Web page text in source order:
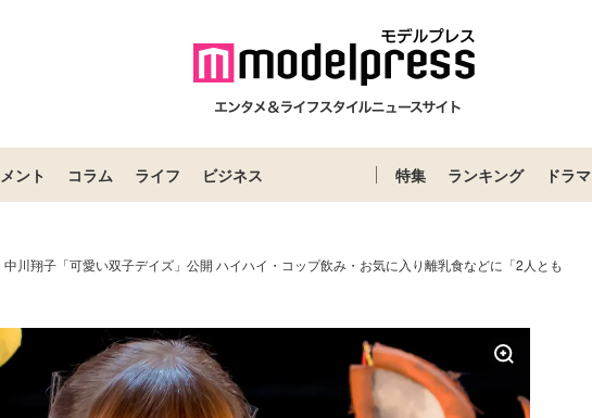
ント コラム ライフ ビジネス 特集 ランキング ドラマ
中川翔子「可愛い双子デイズ」公開 ハイハイ・コップ飲み・お気に入り離乳食などに「2人とも